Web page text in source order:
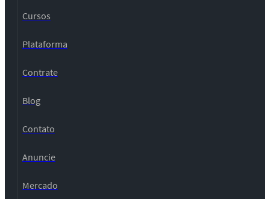
Cursos
Plataforma
Contrate
Blog
Contato
Anuncie
Mercado